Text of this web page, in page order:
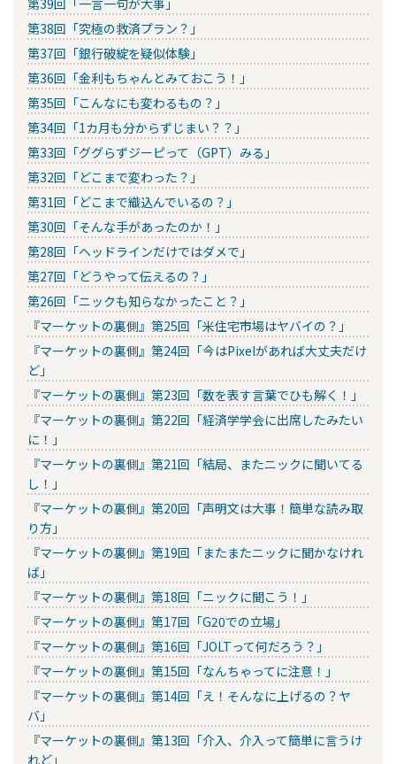
第38回「究極の救済プラン？」
第37回「銀行破綻を疑似体験」
第36回「金利もちゃんとみておこう！」
第35回「こんなにも変わるもの？」
第34回「1カ月も分からずじまい？？」
第33回「ググらずジーピって（GPT）みる」
第32回「どこまで変わった？」
第31回「どこまで織込んでいるの？」
第30回「そんな手があったのか！」
第28回「ヘッドラインだけではダメで」
第27回「どうやって伝えるの？」
第26回「ニックも知らなかったこと？」
『マーケットの裏側』第25回「米住宅市場はヤバイの？」
『マーケットの裏側』第24回「今はPixelがあれば大丈夫だけ
ど」
『マーケットの裏側』第23回「数を表す言葉でひも解く！」
『マーケットの裏側』第22回「経済学学会に出席したみたい
に！」
『マーケットの裏側』第21回「結局、またニックに聞いてる
し！」
『マーケットの裏側』第20回「声明文は大事！簡単な読み取
り方」
『マーケットの裏側』第19回「またまたニックに聞かなけれ
ば」
『マーケットの裏側』第18回「ニックに聞こう！」
『マーケットの裏側』第17回「G20での立場」
『マーケットの裏側』第16回「JOLTって何だろう？」
『マーケットの裏側』第15回「なんちゃってに注意！」
『マーケットの裏側』第14回「え！そんなに上げるの？ヤ
バ」
『マーケットの裏側』第13回「介入、介入って簡単に言うけ
れど」